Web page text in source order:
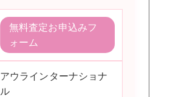
無料査定お申込みフ
ォーム
アウラインターナショナ
ル